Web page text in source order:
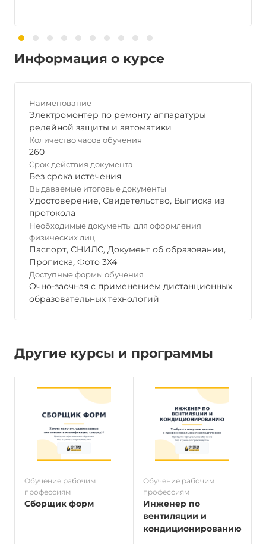
Информация о курсе
Наименование
Электромонтер по ремонту аппаратуры
релейной защиты и автоматики
Количество часов обучения
260
Срок действия документа
Без срока истечения
Выдаваемые итоговые документы
Удостоверение, Свидетельство, Выписка из
протокола
Необходимые документы для оформления
физических лиц
Паспорт, СНИЛС, Документ об образовании,
Прописка, Фото 3Х4
Доступные формы обучения
Очно-заочная с применением дистанционных
образовательных технологий
Другие курсы и программы
Обучение рабочим
профессиям
Сборщик форм
Обучение рабочим
профессиям
Инженер по
вентиляции и
кондиционированию